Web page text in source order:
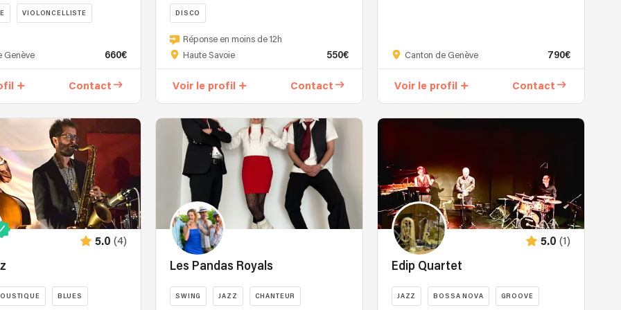
VIOLONCELLISTE
Genève 660€
Contact
DISCO
Groovinours
vous
original :
Offrant
l'émotion
de
la
musique
live
instruments)
Réponse en moins de 12h
Haute Savoie
550€
Voir le profil Contact
Rythmes
Latins
Votre
Trio
à
Genève
Plongez
dans
l'ambiance
intemporelle
jazz
avec
notre
Canton de Genève 790€
Voir le profil Contact
5.0 (4)
BLUES
Les Pandas Royals
SWING JAZZ CHANTEUR
5.0 (1)
Edip Quartet
JAZZ BOSSA NOVA GROOVE